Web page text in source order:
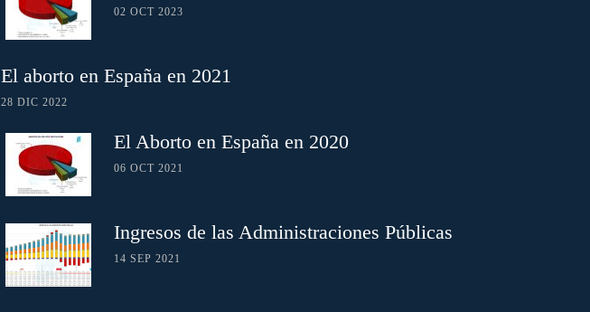
02 OCT 2023
El aborto en España en 2021
28 DIC 2022
El Aborto en España en 2020
06 OCT 2021
Ingresos de las Administraciones Públicas
14 SEP 2021